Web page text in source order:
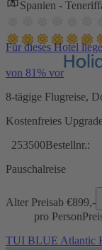
Spanien -
Für dieses Hotel
von 81% vor
8-tägige Flugreise,
Kostenfreies
253500Bestellnr.:
Pauschalreise
Alter Preisab €899,-
pro Person
TUI BLUE Atlantic